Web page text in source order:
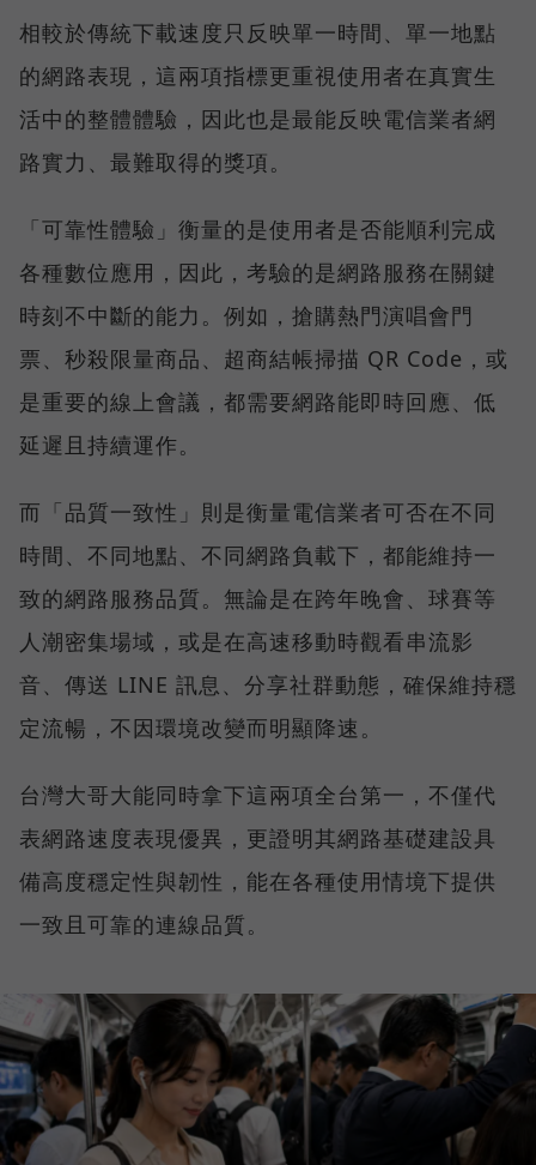
相較於傳統下載速度只反映單一時間、單一地點
的網路表現，這兩項指標更重視使用者在真實生
活中的整體體驗，因此也是最能反映電信業者網
路實力、最難取得的獎項。
「可靠性體驗」衡量的是使用者是否能順利完成
各種數位應用，因此，考驗的是網路服務在關鍵
時刻不中斷的能力。例如，搶購熱門演唱會門
票、秒殺限量商品、超商結帳掃描 QR Code，或
是重要的線上會議，都需要網路能即時回應、低
延遲且持續運作。
而「品質一致性」則是衡量電信業者可否在不同
時間、不同地點、不同網路負載下，都能維持一
致的網路服務品質。無論是在跨年晚會、球賽等
人潮密集場域，或是在高速移動時觀看串流影
音、傳送 LINE 訊息、分享社群動態，確保維持穩
定流暢，不因環境改變而明顯降速。
台灣大哥大能同時拿下這兩項全台第一，不僅代
表網路速度表現優異，更證明其網路基礎建設具
備高度穩定性與韌性，能在各種使用情境下提供
一致且可靠的連線品質。